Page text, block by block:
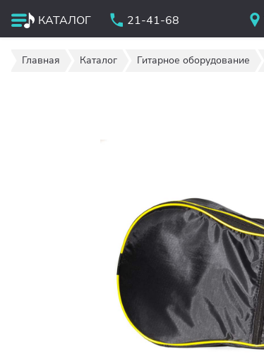
КАТАЛОГ 21-41-68
Главная Каталог Гитарное оборудование